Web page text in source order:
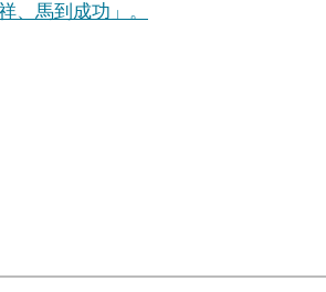
、馬到成功」。